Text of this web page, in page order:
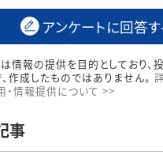
アンケートに回答す
情報の提供を目的としており、
作成したものではありません。
・情報提供について >>
事